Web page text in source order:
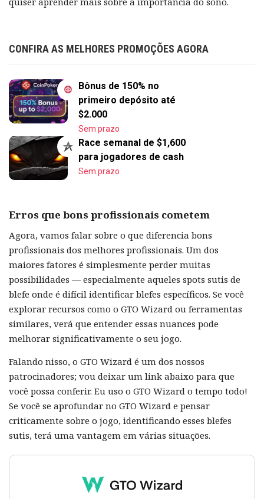
CONFIRA AS MELHORES PROMOÇÕES AGORA
Bônus de 150% no
primeiro depósito até
$2.000
Sem prazo
Race semanal de $1,600
para jogadores de cash
Sem prazo
Erros que bons profissionais cometem
Agora, vamos falar sobre o que diferencia bons
profissionais dos melhores profissionais. Um dos
maiores fatores é simplesmente perder muitas
possibilidades — especialmente aqueles spots sutis de
blefe onde é difícil identificar blefes específicos. Se você
explorar recursos como o GTO Wizard ou ferramentas
similares, verá que entender essas nuances pode
melhorar significativamente o seu jogo.
Falando nisso, o GTO Wizard é um dos nossos
patrocinadores; vou deixar um link abaixo para que
você possa conferir. Eu uso o GTO Wizard o tempo todo!
Se você se aprofundar no GTO Wizard e pensar
criticamente sobre o jogo, identificando esses blefes
sutis, terá uma vantagem em várias situações.